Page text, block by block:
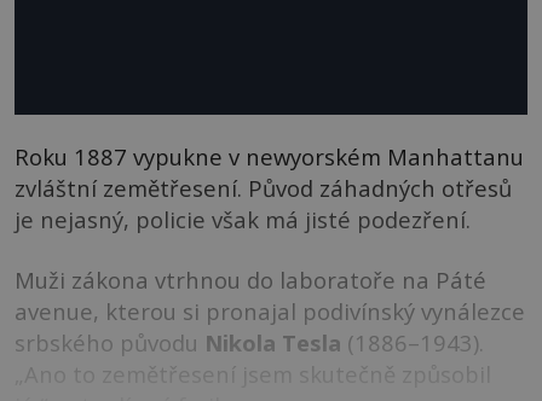
Roku 1887 vypukne v newyorském Manhattanu
zvláštní zemětřesení. Původ záhadných otřesů
je nejasný, policie však má jisté podezření.
Muži zákona vtrhnou do laboratoře na Páté
avenue, kterou si pronajal podivínský vynálezce
srbského původu Nikola Tesla (1886–1943).
„Ano to zemětřesení jsem skutečně způsobil